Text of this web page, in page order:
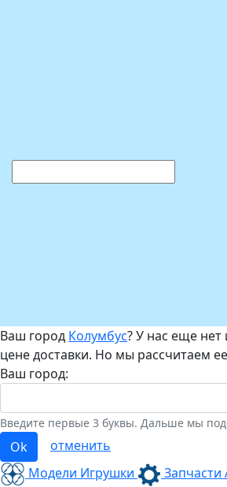
Ваш город Колумбус? У нас еще
цене доставки. Но мы рассчитаем
Ваш город:
Введите первые 3 буквы. Дальше мы
Ok
отменить
Модели Игрушки
Запчасти